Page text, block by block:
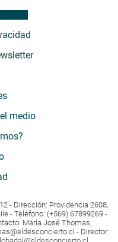
medio
- Dirección: Providencia 2608,
- Teléfono: (+569) 67899269 -
María José Thomas,
- Director: